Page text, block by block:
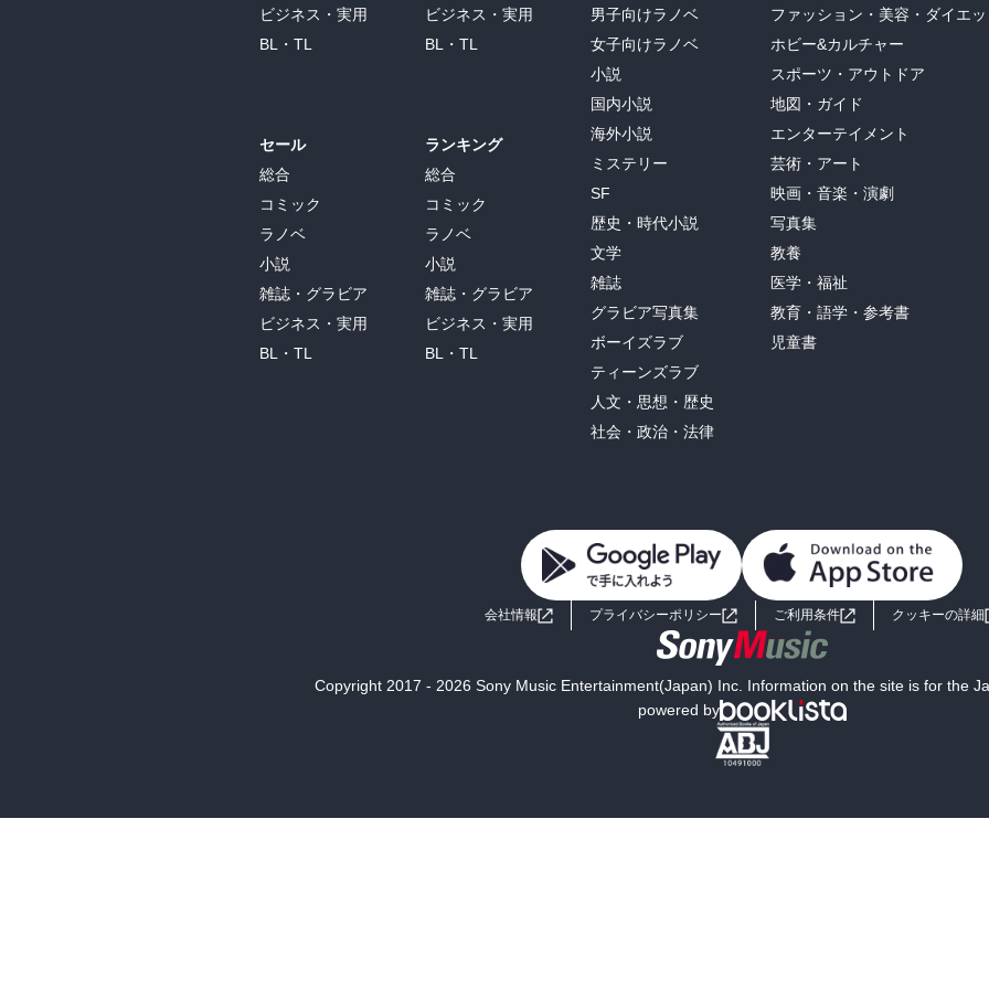
ビジネス・実用
BL・TL
セール
総合
コミック
ラノベ
小説
雑誌・グラビア
ビジネス・実用
BL・TL
ビジネス・実用
BL・TL
ランキング
総合
コミック
ラノベ
小説
雑誌・グラビア
ビジネス・実用
BL・TL
男子向けラノベ
女子向けラノベ
小説
国内小説
海外小説
ミステリー
SF
歴史・時代小説
文学
雑誌
グラビア写真集
ボーイズラブ
ティーンズラブ
人文・思想・歴史
社会・政治・法律
ファッション・美容・ダイエ
ホビー&カルチャー
スポーツ・アウトドア
地図・ガイド
エンターテイメント
芸術・アート
映画・音楽・演劇
写真集
教養
医学・福祉
教育・語学・参考書
児童書
会社情報 プライバシーポリシー ご利用条件 クッキーの詳細
Copyright 2017 - 2026 Sony Music Entertainment(Japan) Inc. Information on the site is for the
powered by